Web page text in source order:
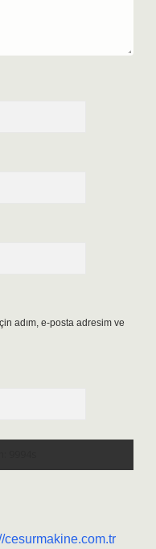
adım, e-posta adresim ve
cesurmakine.com.tr